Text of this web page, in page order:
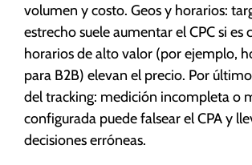
volumen y costo. Geos y horarios:
estrecho suele aumentar el CPC si
horarios de alto valor (por ejemplo,
para B2B) elevan el precio. Por
del tracking: medición incompleta o
configurada puede falsear el CPA y
decisiones erróneas.